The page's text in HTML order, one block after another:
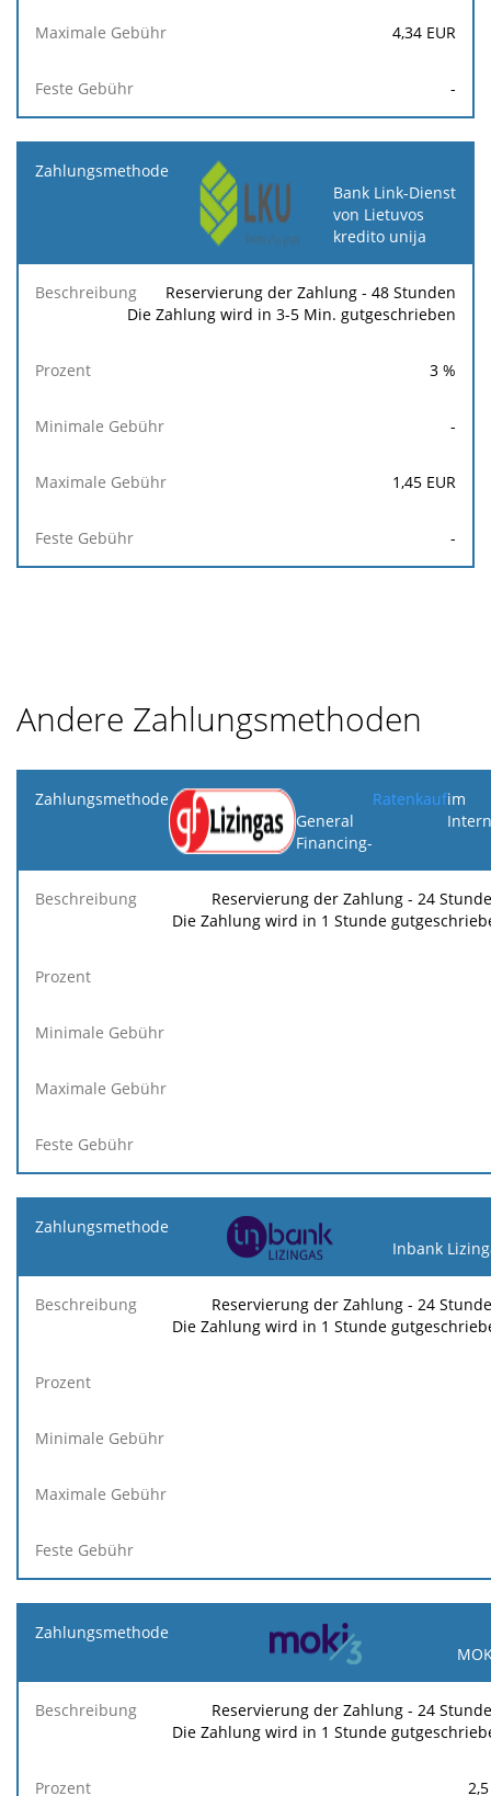
4,34 EUR
-
Bank Link-Dienst
von Lietuvos
kredito unija
Reservierung der Zahlung - 48 Stunden
Die Zahlung wird in 3-5 Min. gutgeschrieben
3 %
-
1,45 EUR
-
Andere Zahlungsmethoden
Zahlungsmethode
Minimale
Gebühr
Maximale
Gebühr
General
Financing-
Ratenkaufim
Reservierung der Zahlung - 24
Die Zahlung wird in 1 Stunde
Inbank
Reservierung der Zahlung - 24
Die Zahlung wird in 1 Stunde
Reservierung der Zahlung - 24
Die Zahlung wird in 1 Stunde
2,5